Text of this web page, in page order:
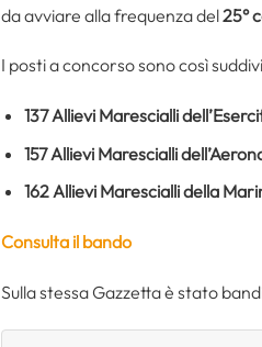
da avviare alla frequenza del25°
I posti a concorso sono così
137 Allievi Marescialli
157 Allievi Marescialli
162 Allievi Marescialli della
Consulta il bando
Sulla stessa Gazzetta è stato